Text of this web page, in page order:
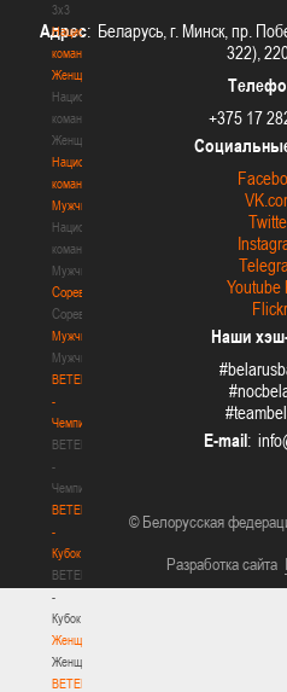
3х3
Национальная
команда.
Женщины
Национальная
команда.
Женщины
Национальная
команда.
Мужчины
Национальная
команда.
Мужчины
Соревнования
Соревнования
Мужчины
Мужчины
BETERA
-
Чемпионат
BETERA
-
Чемпионат
BETERA
-
Кубок
BETERA
-
Кубок
Женщины
Женщины
BETERA
Адрес: Беларусь, г. Минск, пр.
322),
+375 17
Youtube
Flickr
Наши
E-mail:
© Белорусская
Разработка сайта